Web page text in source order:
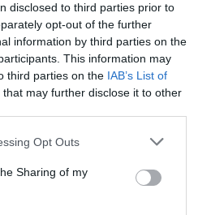
disclosed to third parties prior to
opt-out of the further
information by third parties on the
This information may
third parties on the IAB’s List of
that may further disclose it to other
app uses one or more Google
behaviour. You may click to
and its third-party tags to
purposes in below Google
Opt Outs
Sharing of my
καλοκαίρια στην Άνδρο –
και την δεκαετία του 1970
μπαρκάρει…
πυρκαγιάς στις
φωτογραφία γίνεται μνήμη
ΤΟΥΡΙΣΜΟ: Η φέρουσα